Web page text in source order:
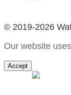
© 2019-2026
Our website
Accept